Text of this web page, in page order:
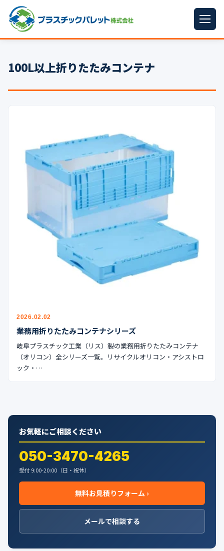
パレットサイズ
プラパレット ▼
再生原料
イラン情勢まとめ
公式ブログ
🇰🇷🇹🇼
100L以上折りたたみコンテナ
2026.02.02
業務用折りたたみコンテナシリーズ
岐阜プラスチック工業（リス）製の業務用折りたたみコンテナ
（オリコン）全シリーズ一覧。リサイクルオリコン・アシストロ
ック・…
お気軽にご相談ください
050-3470-4265
受付 9:00-20:00（日・祝休）
無料お見積りフォーム ›
メールで相談する